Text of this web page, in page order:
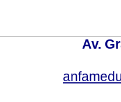
Av.